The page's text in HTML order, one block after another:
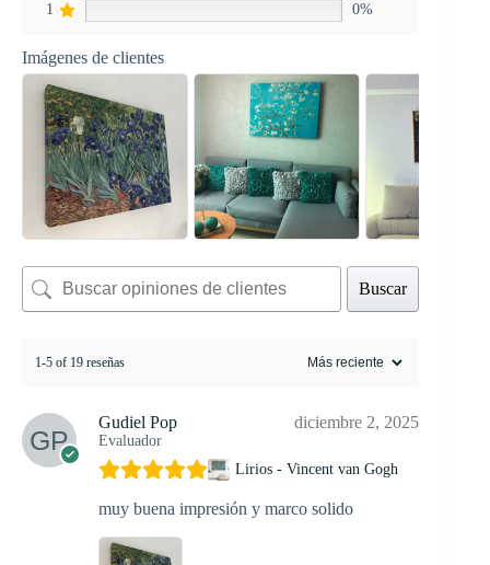
1
0%
Imágenes de clientes
Buscar
1-5 of 19 reseñas
Gudiel Pop
Evaluador
diciembre 2, 2025
Lirios - Vincent van Gogh
muy buena impresión y marco solido